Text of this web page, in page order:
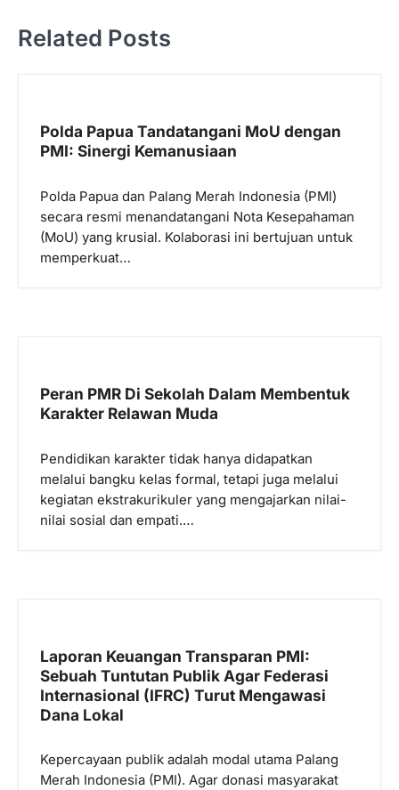
g
Related Posts
Polda Papua Tandatangani MoU dengan
PMI: Sinergi Kemanusiaan
Polda Papua dan Palang Merah Indonesia (PMI)
secara resmi menandatangani Nota Kesepahaman
(MoU) yang krusial. Kolaborasi ini bertujuan untuk
memperkuat…
Peran PMR Di Sekolah Dalam Membentuk
Karakter Relawan Muda
Pendidikan karakter tidak hanya didapatkan
melalui bangku kelas formal, tetapi juga melalui
kegiatan ekstrakurikuler yang mengajarkan nilai-
nilai sosial dan empati.…
Laporan Keuangan Transparan PMI:
Sebuah Tuntutan Publik Agar Federasi
Internasional (IFRC) Turut Mengawasi
Dana Lokal
Kepercayaan publik adalah modal utama Palang
Merah Indonesia (PMI). Agar donasi masyarakat